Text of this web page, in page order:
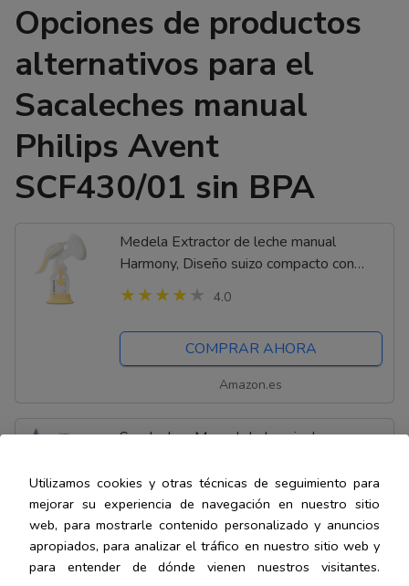
Opciones de productos
alternativos para el
Sacaleches manual
Philips Avent
SCF430/01 sin BPA
Medela Extractor de leche manual
Harmony, Diseño suizo compacto con
embudos PersonalFit Flex y tecnología
Medela 2-Phase Expression
4.0
COMPRAR AHORA
Amazon.es
Sacaleches Manual de Lansinoh,
4.0
COMPRAR AHORA
Utilizamos cookies y otras técnicas de seguimiento para
mejorar su experiencia de navegación en nuestro sitio
web, para mostrarle contenido personalizado y anuncios
apropiados, para analizar el tráfico en nuestro sitio web y
para entender de dónde vienen nuestros visitantes.